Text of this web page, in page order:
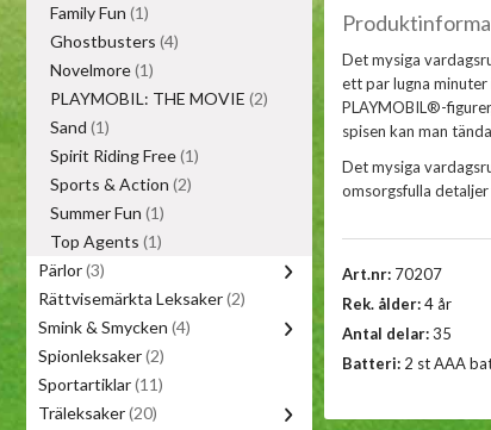
Family Fun (1)
Ghostbusters (4)
Novelmore(1)
PLAYMOBIL: THE MOVIE (2)
Sand (1)
Spirit Riding Free(1)
Sports & Action (2)
Summer Fun (1)
Top Agents (1)
Pärlor(3)
Rättvisemärkta Leksaker(2)
Smink & Smycken (4)
Spionleksaker(2)
Sportartiklar(11)
Träleksaker(20)
Det mysiga
ett par lugna minuter
PLAYMOBIL®-
spisen kan man
Det mysiga
omsorgsfulla
Art.nr: 70207
Rek. ålder:4 år
Antal delar:35
Batteri: 2 st AAA